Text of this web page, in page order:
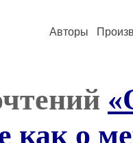
Авторы
как о